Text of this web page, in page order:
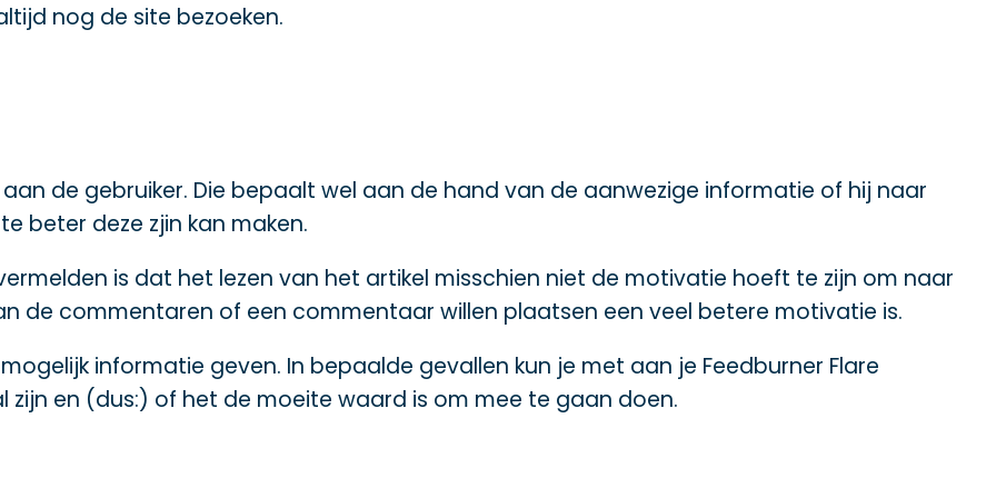
nog de site bezoeken.
de gebruiker. Die bepaalt wel aan de hand van de aanwezige informatie of hij naar
beter deze zjin kan maken.
is dat het lezen van het artikel misschien niet de motivatie hoeft te zijn om naar
de commentaren of een commentaar willen plaatsen een veel betere motivatie is.
informatie geven. In bepaalde gevallen kun je met aan je Feedburner Flare
en (dus:) of het de moeite waard is om mee te gaan doen.